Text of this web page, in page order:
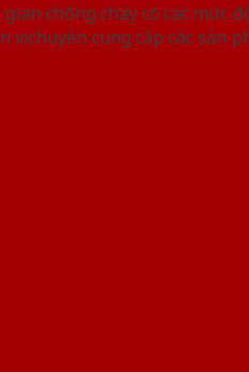
chống cháy có các mức
chuyên cung cấp các sản